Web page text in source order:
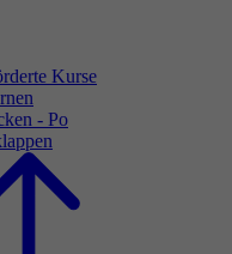
Kurse
- Po